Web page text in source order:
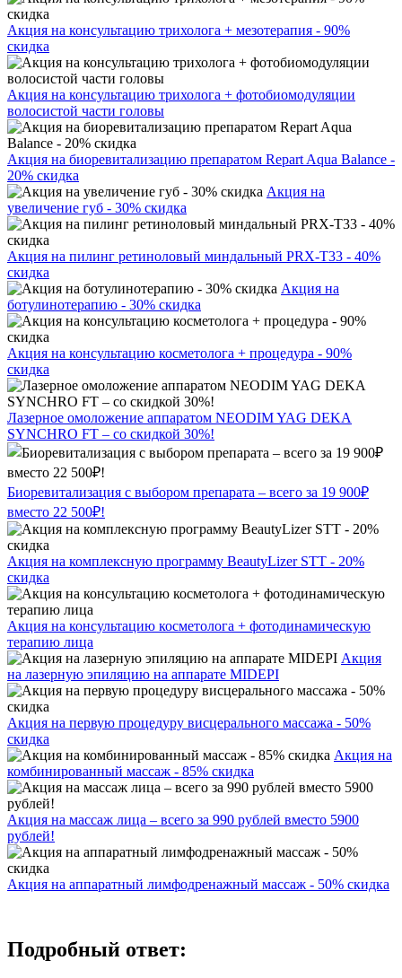
Акция на консультацию трихолога + мезотерапия - 90%
скидка
Акция на консультацию трихолога + фотобиомодуляции
волосистой части головы
Акция на биоревитализацию препаратом Repart Aqua Balance -
20% скидка
Акция на
увеличение губ - 30% скидка
Акция на пилинг ретиноловый миндальный PRX-T33 - 40%
скидка
Акция на
ботулинотерапию - 30% скидка
Акция на консультацию косметолога + процедура - 90%
скидка
Лазерное омоложение аппаратом NEODIM YAG DEKA
SYNCHRO FT – со скидкой 30%!
Биоревитализация с выбором препарата – всего за 19 900₽
вместо 22 500₽!
Акция на комплексную программу BeautyLizer STT - 20%
скидка
Акция на консультацию косметолога + фотодинамическую
терапию лица
Акция
на лазерную эпиляцию на аппарате MIDEPI
Акция на первую процедуру висцерального массажа - 50%
скидка
Акция на
комбинированный массаж - 85% скидка
Акция на массаж лица – всего за 990 рублей вместо 5900
рублей!
Акция на аппаратный лимфодренажный массаж - 50% скидка
Подробный ответ: